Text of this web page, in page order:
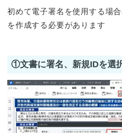
初めて電子署名を使用する場
を作成する必要があります
①文書に署名、新規IDを選